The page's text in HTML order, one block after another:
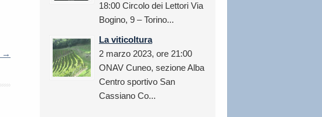
→
18:00 Circolo dei Lettori Via
Bogino, 9 – Torino...
La viticoltura
2 marzo 2023, ore 21:00
ONAV Cuneo, sezione Alba
Centro sportivo San
Cassiano Co...